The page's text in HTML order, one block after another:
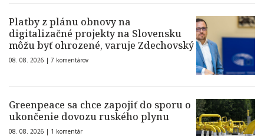
Platby z plánu obnovy na
digitalizačné projekty na Slovensku
môžu byť ohrozené, varuje Zdechovský
08. 08. 2026 | 7 komentárov
Greenpeace sa chce zapojiť do sporu o
ukončenie dovozu ruského plynu
08. 08. 2026 | 1 komentár